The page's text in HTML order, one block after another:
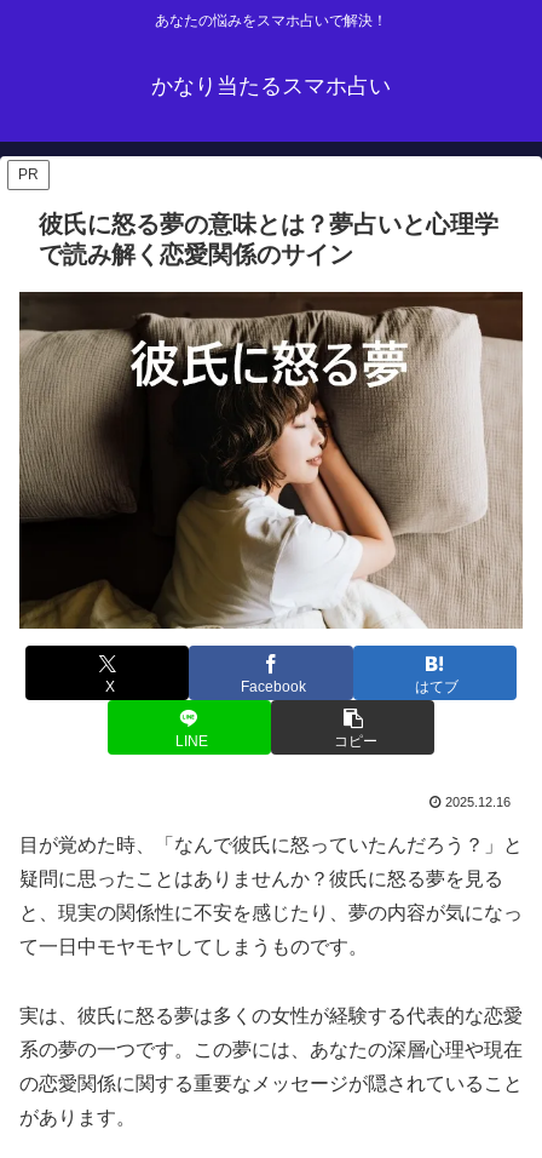
あなたの悩みをスマホ占いで解決！
かなり当たるスマホ占い
PR
彼氏に怒る夢の意味とは？夢占いと心理学
で読み解く恋愛関係のサイン
X Facebook はてブ
LINE コピー
2025.12.16
目が覚めた時、「なんで彼氏に怒っていたんだろう？」と
疑問に思ったことはありませんか？彼氏に怒る夢を見る
と、現実の関係性に不安を感じたり、夢の内容が気になっ
て一日中モヤモヤしてしまうものです。
実は、彼氏に怒る夢は多くの女性が経験する代表的な恋愛
系の夢の一つです。この夢には、あなたの深層心理や現在
の恋愛関係に関する重要なメッセージが隠されていること
があります。